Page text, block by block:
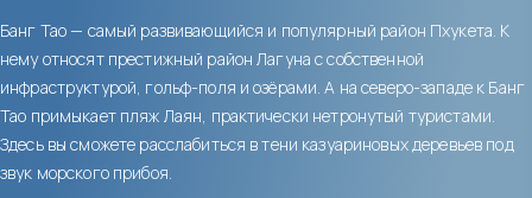
Банг Тао — самый развивающийся и популярный район Пхукета. К
нему относят престижный район Лагуна с собственной
инфраструктурой, гольф-поля и озёрами. А на северо-западе к Банг
Тао примыкает пляж Лаян, практически нетронутый туристами.
Здесь вы сможете расслабиться в тени казуариновых деревьев под
звук морского прибоя.